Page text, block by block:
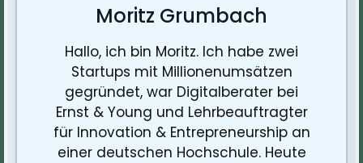
Moritz Grumbach
Hallo, ich bin Moritz. Ich habe zwei
Startups mit Millionenumsätzen
gegründet, war Digitalberater bei
Ernst & Young und Lehrbeauftragter
für Innovation & Entrepreneurship an
einer deutschen Hochschule. Heute